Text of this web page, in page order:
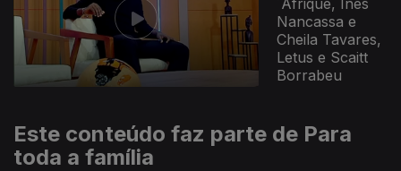
´Afrique, Inês
Nancassa e
Cheila Tavares,
Letus e Scaitt
Borrabeu
Este conteúdo faz parte de Para
toda a família